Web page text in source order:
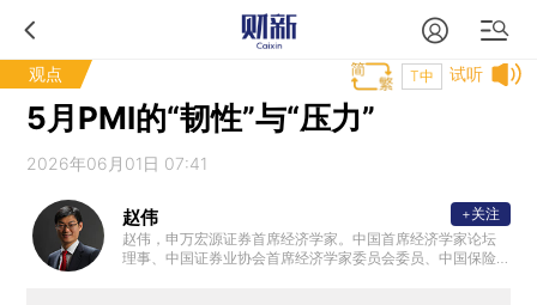
观点 试听
T中
5月PMI的“韧性”与“压力”
2026年06月01日 07:41
赵伟
赵伟，申万宏源证券首席经济学家。中国首席经济学家论坛
理事、中国证券业协会首席经济学家委员会委员、中国保险
+关注